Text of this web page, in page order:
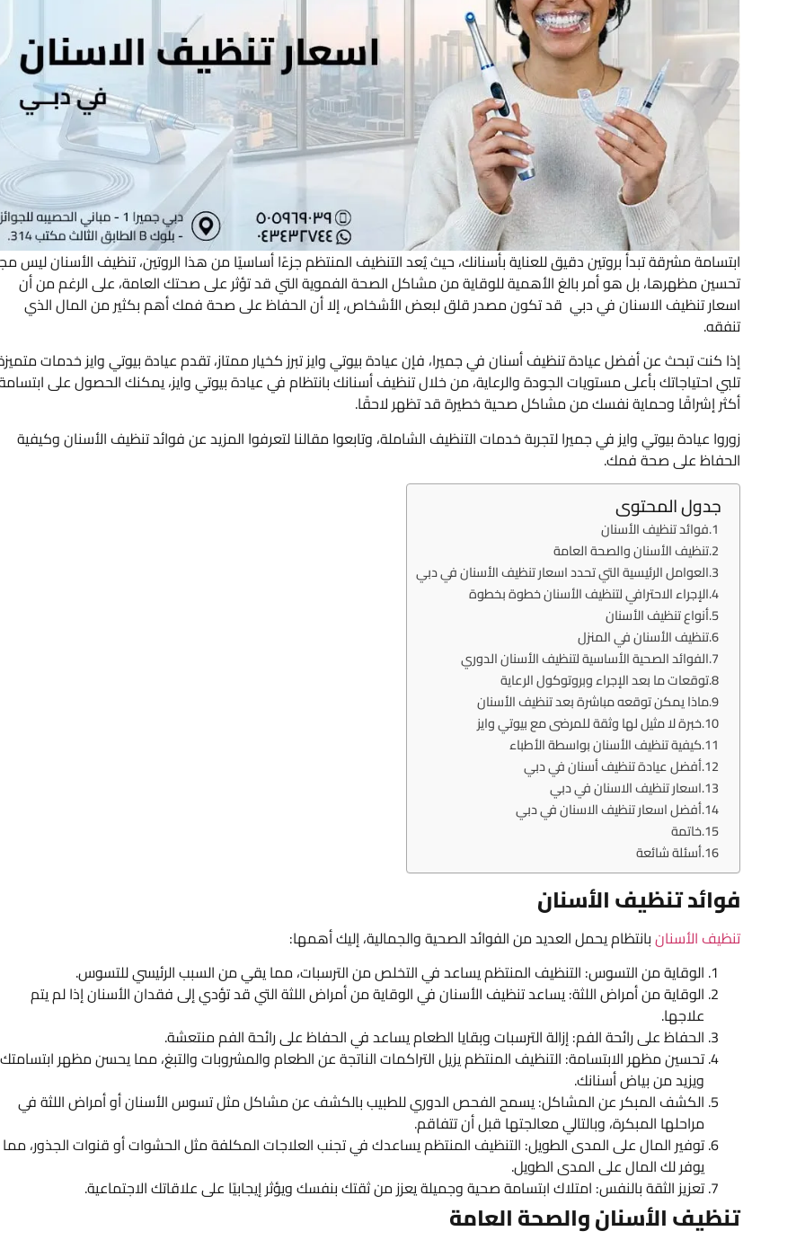
ابتسامة مشرقة تبدأ بروتين دقيق للعناية بأسنانك، حيث يُعد التنظيف المنتظم جزءًا أساسيًا من هذا الروتين، تنظيف الأسنان ليس
تحسين مظهرها، بل هو أمر بالغ الأهمية للوقاية من مشاكل الصحة الفموية التي قد تؤثر على صحتك العامة، على الرغم من أن
اسعار تنظيف الاسنان في دبي قد تكون مصدر قلق لبعض الأشخاص، إلا أن الحفاظ على صحة فمك أهم بكثير من المال الذي
تنفقه.
إذا كنت تبحث عن أفضل عيادة تنظيف أسنان في جميرا، فإن عيادة بيوتي وايز تبرز كخيار ممتاز، تقدم عيادة بيوتي وايز خدمات
تلبي احتياجاتك بأعلى مستويات الجودة والرعاية، من خلال تنظيف أسنانك بانتظام في عيادة بيوتي وايز، يمكنك الحصول على
أكثر إشراقًا وحماية نفسك من مشاكل صحية خطيرة قد تظهر لاحقًا.
زوروا عيادة بيوتي وايز في جميرا لتجربة خدمات التنظيف الشاملة، وتابعوا مقالنا لتعرفوا المزيد عن فوائد تنظيف الأسنان وكيفية
الحفاظ على صحة فمك.
جدول المحتوى
فوائد تنظيف الأسنان
تنظيف الأسنان والصحة العامة
العوامل الرئيسية التي تحدد اسعار تنظيف الأسنان في دبي
الإجراء الاحترافي لتنظيف الأسنان خطوة بخطوة
أنواع تنظيف الأسنان
تنظيف الأسنان في المنزل
الفوائد الصحية الأساسية لتنظيف الأسنان الدوري
توقعات ما بعد الإجراء وبروتوكول الرعاية
ماذا يمكن توقعه مباشرة بعد تنظيف الأسنان
خبرة لا مثيل لها وثقة للمرضى مع بيوتي وايز
كيفية تنظيف الأسنان بواسطة الأطباء
أفضل عيادة تنظيف أسنان في دبي
اسعار تنظيف الاسنان في دبي
أفضل اسعار تنظيف الاسنان في دبي
خاتمة
أسئلة شائعة
فوائد تنظيف الأسنان
تنظيف الأسنانبانتظام يحمل العديد من الفوائد الصحية والجمالية، إليك أهمها:
الوقاية من التسوس: التنظيف المنتظم يساعد في التخلص من الترسبات، مما يقي من السبب الرئيسي للتسوس.
الوقاية من أمراض اللثة: يساعد تنظيف الأسنان في الوقاية من أمراض اللثة التي قد تؤدي إلى فقدان الأسنان إذا لم يتم
علاجها.
الحفاظ على رائحة الفم: إزالة الترسبات وبقايا الطعام يساعد في الحفاظ على رائحة الفم منتعشة.
تحسين مظهر الابتسامة: التنظيف المنتظم يزيل التراكمات الناتجة عن الطعام والمشروبات والتبغ، مما يحسن مظهر ابتسامتك
ويزيد من بياض أسنانك.
الكشف المبكر عن المشاكل: يسمح الفحص الدوري للطبيب بالكشف عن مشاكل مثل تسوس الأسنان أو أمراض اللثة في
مراحلها المبكرة، وبالتالي معالجتها قبل أن تتفاقم.
توفير المال على المدى الطويل: التنظيف المنتظم يساعدك في تجنب العلاجات المكلفة مثل الحشوات أو قنوات الجذور، مما
يوفر لك المال على المدى الطويل.
تعزيز الثقة بالنفس: امتلاك ابتسامة صحية وجميلة يعزز من ثقتك بنفسك ويؤثر إيجابيًا على علاقاتك الاجتماعية.
تنظيف الأسنان والصحة العامة